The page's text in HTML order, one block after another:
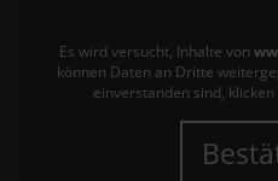
Es wird versucht, Inhalte von
können Daten an Dritte
einverstanden sind,